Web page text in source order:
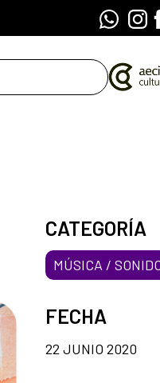
Whatsapp
CATEGORÍA
MÚSICA /
FECHA
22 JUNIO 2020